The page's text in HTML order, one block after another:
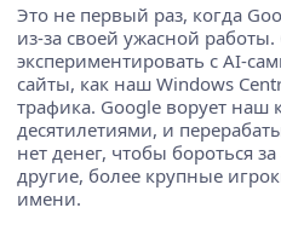
Это не первый раз, когда
из-за своей ужасной
экспериментировать с AI-
сайты, как наш Windows
трафика. Google ворует наш
десятилетиями, и
нет денег, чтобы бороться
другие, более крупные
имени.